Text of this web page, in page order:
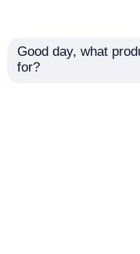
Good day, what
for?